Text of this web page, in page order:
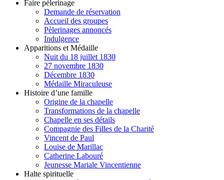
Faire pèlerinage
Demande de réservation
Accueil des groupes
Pèlerinages annoncés
Indulgence
Apparitions et Médaille
Nuit du 18 juillet 1830
27 novembre 1830
Décembre 1830
Médaille Miraculeuse
Histoire d’une famille
Origine de la chapelle
Transformations de la chapelle
Chapelle en ses détails
Compagnie des Filles de la Charité
Vincent de Paul
Louise de Marillac
Catherine Labouré
Jeunesse Mariale Vincentienne
Halte spirituelle